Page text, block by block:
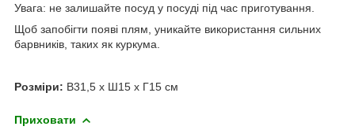
Увага: не залишайте посуд у посуді під час приготування.
Щоб запобігти появі плям, уникайте використання сильних
барвників, таких як куркума.
Розміри: В31,5 x Ш15 x Г15 см
Приховати